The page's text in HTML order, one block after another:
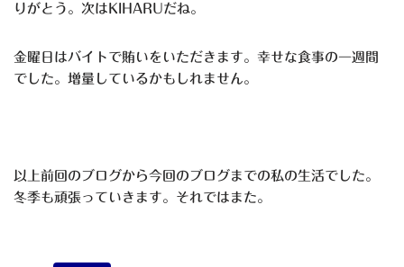
りがとう。次はKIHARUだね。
金曜日はバイトで賄いをいただきます。幸せな食事の一週間
でした。増量しているかもしれません。
以上前回のブログから今回のブログまでの私の生活でした。
冬季も頑張っていきます。それではまた。